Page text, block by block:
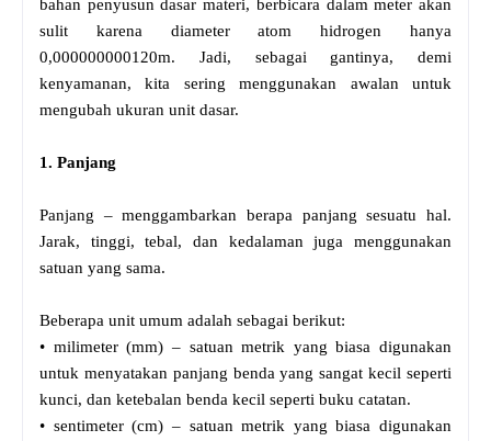
bahan penyusun dasar materi, berbicara dalam meter akan
sulit karena diameter atom hidrogen hanya
0,000000000120m. Jadi, sebagai gantinya, demi
kenyamanan, kita sering menggunakan awalan untuk
mengubah ukuran unit dasar.
1. Panjang
Panjang – menggambarkan berapa panjang sesuatu hal.
Jarak, tinggi, tebal, dan kedalaman juga menggunakan
satuan yang sama.
Beberapa unit umum adalah sebagai berikut:
• milimeter (mm) – satuan metrik yang biasa digunakan
untuk menyatakan panjang benda yang sangat kecil seperti
kunci, dan ketebalan benda kecil seperti buku catatan.
• sentimeter (cm) – satuan metrik yang biasa digunakan